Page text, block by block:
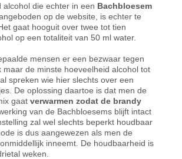
alcohol die echter in een Bachbloesem
op de website, is echter te
gaat hooguit over twee tot tien
op een totaliteit van 50 ml water.
mensen er een bezwaar tegen
maar de minste hoeveelheid alcohol tot
spreken wie hier slechts over een
De oplossing daartoe is dat men de
gaatverwarmen zodat de brandy
werking van de Bachbloesems blijft intact
zal wel slechts beperkt houdbaar
is dus aangewezen als men de
inneemt. De houdbaarheid is
weken.